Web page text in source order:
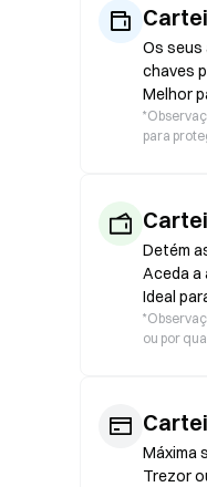
Os seus
chaves
Melhor
*
para
Detém
Aceda a
Ideal
*
ou por
Máxima
Trezor